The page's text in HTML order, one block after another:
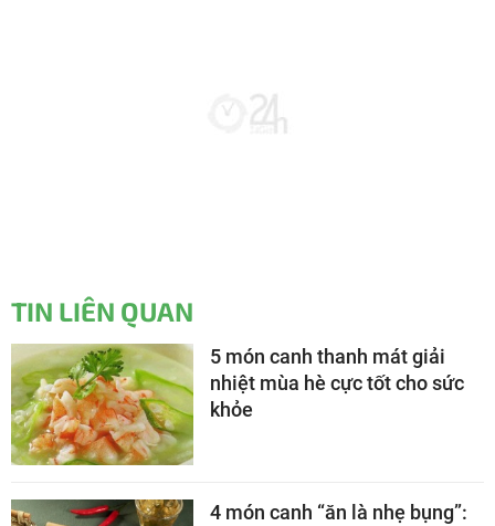
TIN LIÊN QUAN
5 món canh thanh mát giải
nhiệt mùa hè cực tốt cho sức
khỏe
4 món canh “ăn là nhẹ bụng”: